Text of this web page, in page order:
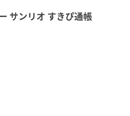
サンリオ すきぴ通帳